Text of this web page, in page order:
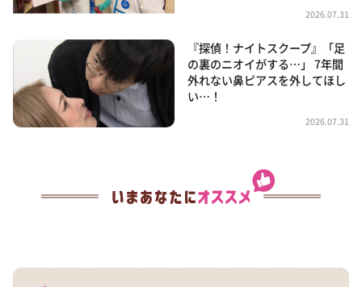
2026.07.31
『探偵！ナイトスクープ』「足
の裏のニオイがする…」 7年間
外れない鼻ピアスを外してほし
い…！
2026.07.31